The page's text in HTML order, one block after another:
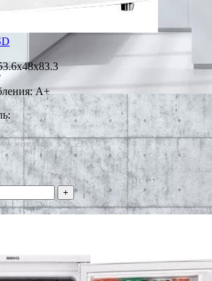
A+
у менеджера
+